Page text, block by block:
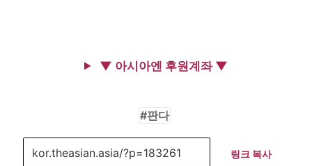
▼ 아시아엔 후원계좌 ▼
판다
링크 복사